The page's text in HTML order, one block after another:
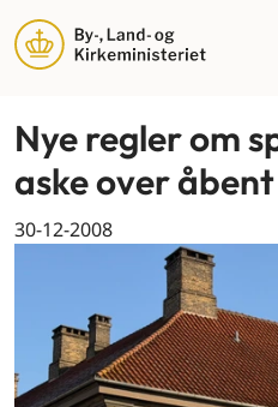
Nye regler om
aske over
30-12-2008